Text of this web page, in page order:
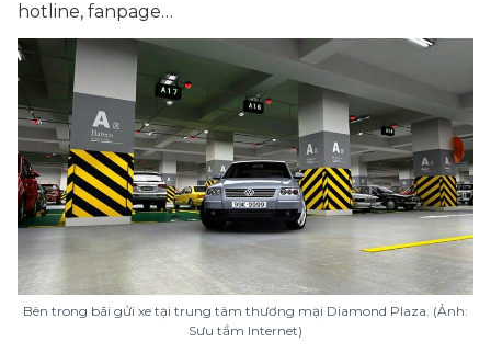
hotline, fanpage…
Bên trong bãi gửi xe tại trung tâm thương mại Diamond Plaza. (Ảnh:
Sưu tầm Internet)